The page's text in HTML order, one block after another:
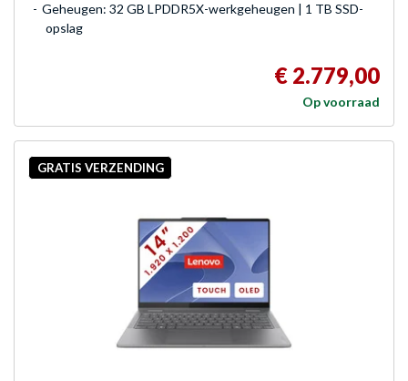
Geheugen: 32 GB LPDDR5X-werkgeheugen | 1 TB SSD-
opslag
€ 2.779,00
Op voorraad
GRATIS VERZENDING